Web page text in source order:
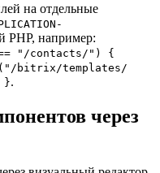
на отдельные
PHP, например:
== "/contacts/") {
bitrix/templates/
}.
через